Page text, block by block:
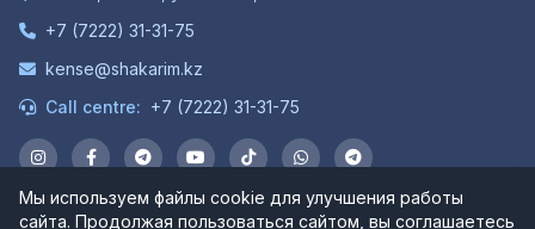
+7 (7222) 31-31-75
kense@shakarim.kz
Call centre: +7 (7222) 31-31-75
Мы используем файлы cookie для улучшения работы
сайта. Продолжая пользоваться сайтом, вы соглашаетесь